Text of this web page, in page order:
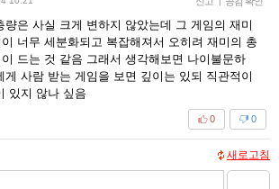
량은 사실 크게 변하지 않았는데 그 게임의 재미
너무 세분화되고 복잡해져서 오히려 재미의 총
드는 것 같음 그래서 생각해보면 나이불문하
게 사람 받는 게임을 보면 깊이는 있되 직관적이
있지 않나 싶음
0
0
새로고침